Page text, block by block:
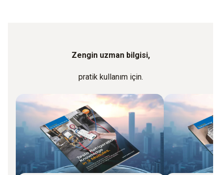
Zengin uzman bilgisi,
pratik kullanım için.